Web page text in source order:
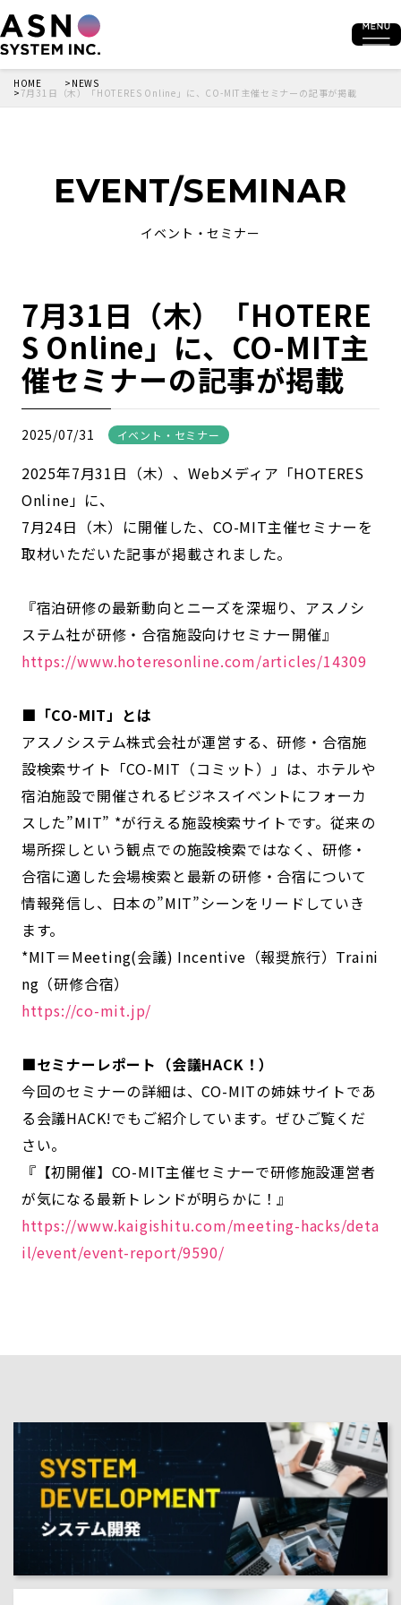
HOME NEWS
7月31日（木）「HOTERES Online」に、CO-MIT主催セミナーの記事が掲載
EVENT/SEMINAR
イベント・セミナー
7月31日（木）「HOTERE
S Online」に、CO-MIT主
催セミナーの記事が掲載
2025/07/31 イベント・セミナー
2025年7月31日（木）、Webメディア「HOTERES
Online」に、
7月24日（木）に開催した、CO-MIT主催セミナーを
取材いただいた記事が掲載されました。
『宿泊研修の最新動向とニーズを深堀り、アスノシ
ステム社が研修・合宿施設向けセミナー開催』
https://www.hoteresonline.com/articles/14309
■「CO-MIT」とは
アスノシステム株式会社が運営する、研修・合宿施
設検索サイト「CO-MIT（コミット）」は、ホテルや
宿泊施設で開催されるビジネスイベントにフォーカ
スした”MIT” *が行える施設検索サイトです。従来の
場所探しという観点での施設検索ではなく、研修・
合宿に適した会場検索と最新の研修・合宿について
情報発信し、日本の”MIT”シーンをリードしていき
ます。
*MIT＝Meeting(会議) Incentive（報奨旅行）Traini
ng（研修合宿）
https://co-mit.jp/
■セミナーレポート（会議HACK！）
今回のセミナーの詳細は、CO-MITの姉妹サイトであ
る会議HACK!でもご紹介しています。ぜひご覧くだ
さい。
『【初開催】CO-MIT主催セミナーで研修施設運営者
が気になる最新トレンドが明らかに！』
https://www.kaigishitu.com/meeting-hacks/deta
il/event/event-report/9590/